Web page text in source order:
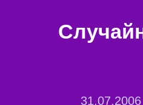
31.07.2006